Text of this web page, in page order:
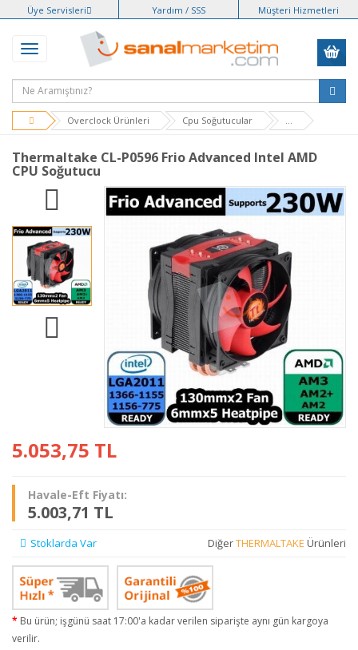
Üye Servisleri Yardım / SSS Müşteri Hizmetleri
Overclock Ürünleri Cpu Soğutucular
Thermaltake CL-P0596 Frio Advanced Intel AMD
CPU Soğutucu
5.053,75 TL
Havale-Eft Fiyatı:
5.003,71 TL
Stoklarda Var DiğerTHERMALTAKE Ürünleri
Bu ürün; işgünü saat 17:00'a kadar verilen siparişte aynı gün kargoya
verilir.